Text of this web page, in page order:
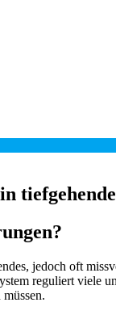
jedoch oft
reguliert viele